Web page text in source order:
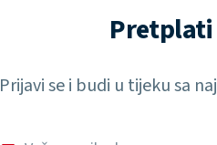
Pretplati
Prijavi se i budi u tijeku sa